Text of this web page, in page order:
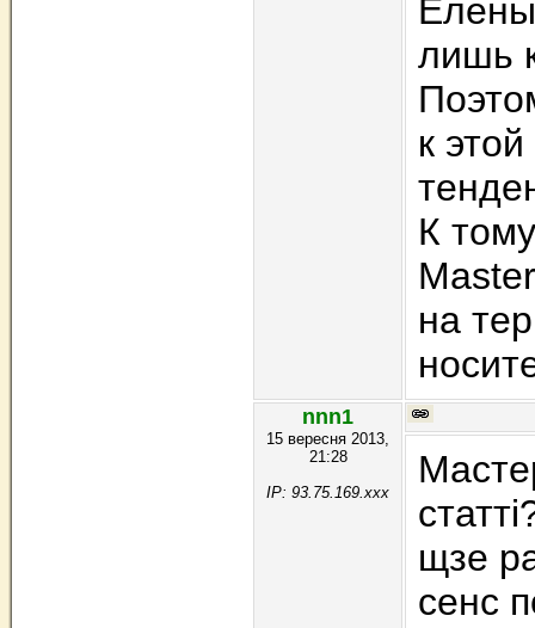
лишь
к
К
на
nnn1
15 вересня 2013,
21:28
IP: 93.75.169.xxx
щзе
сенс